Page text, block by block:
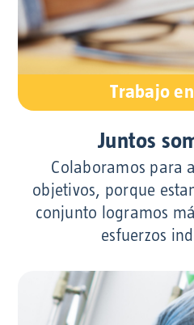
Trabajo
Juntos
Colaboramos para
objetivos, porque
conjunto logramos
esfuerzos